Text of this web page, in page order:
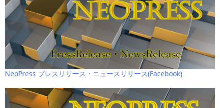
NeoPress プレスリリース・ニュースリリース(Facebook)